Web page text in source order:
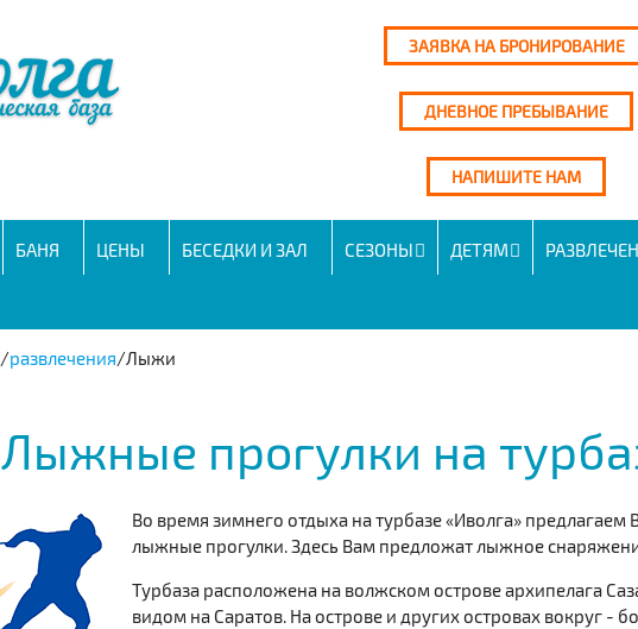
ЗАЯВКА НА БРОНИРОВАНИЕ
ДНЕВНОЕ ПРЕБЫВАНИЕ
НАПИШИТЕ НАМ
БАНЯ ЦЕНЫ БЕСЕДКИ И ЗАЛ СЕЗОНЫ ДЕТЯМ
/развлечения/Лыжи
Лыжные прогулки на
Во время зимнего отдыха на турбазе«Иволга» предлагаем
лыжные прогулки. Здесь Вам предложат лыжное
Турбаза расположена на волжском острове архипелага
видом на Саратов. На острове и других островах вокруг -